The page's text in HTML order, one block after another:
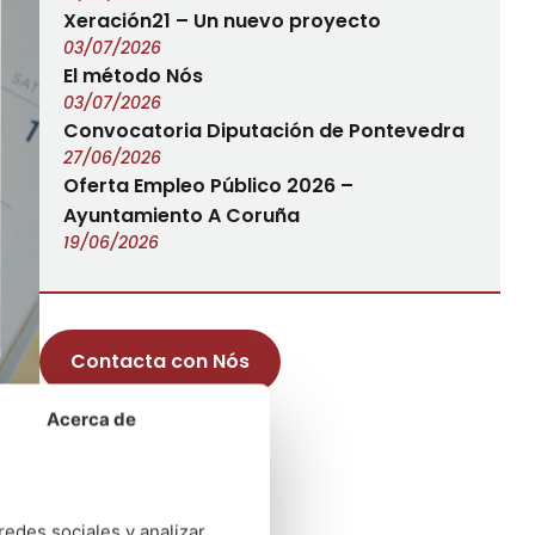
Xeración21 – Un nuevo proyecto
03/07/2026
El método Nós
03/07/2026
Convocatoria Diputación de Pontevedra
27/06/2026
Oferta Empleo Público 2026 –
Ayuntamiento A Coruña
19/06/2026
Contacta con Nós
Acerca de